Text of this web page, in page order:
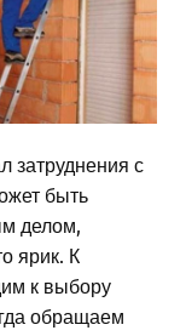
затруднения с
быть
делом,
ярик. К
к выбору
обращаем